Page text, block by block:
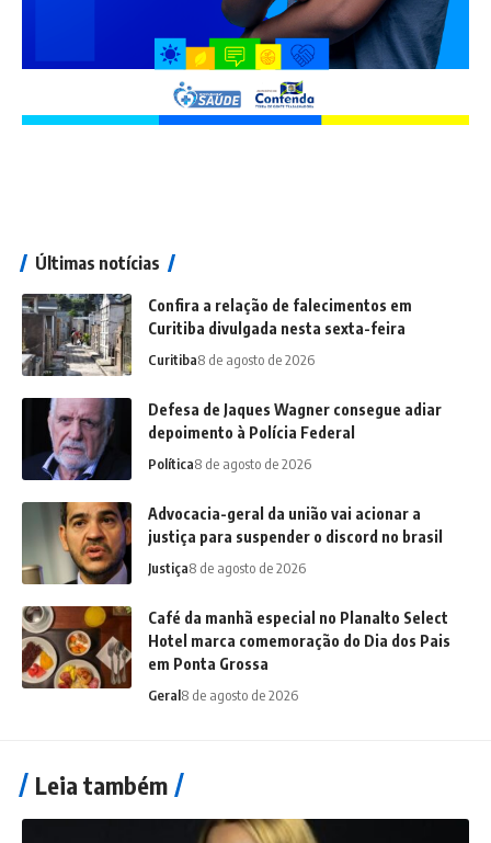
Últimas notícias
Confira a relação de falecimentos em
Curitiba divulgada nesta sexta-feira
Curitiba8 de agosto de 2026
Defesa de Jaques Wagner consegue adiar
depoimento à Polícia Federal
Política8 de agosto de 2026
Advocacia-geral da união vai acionar a
justiça para suspender o discord no brasil
Justiça8 de agosto de 2026
Café da manhã especial no Planalto Select
Hotel marca comemoração do Dia dos Pais
em Ponta Grossa
Geral8 de agosto de 2026
Leia também